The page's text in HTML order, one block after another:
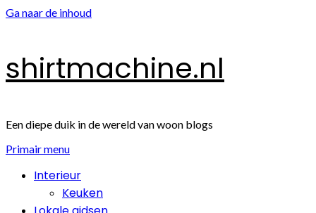
Ga naar de inhoud
shirtmachine.nl
Een diepe duik in de wereld van woon blogs
Primair menu
Interieur
Keuken